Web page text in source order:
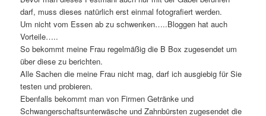
darf, muss dieses natürlich erst einmal fotografiert werden.
Um nicht vom Essen ab zu schwenken…..Bloggen hat auch
Vorteile…..
So bekommt meine Frau regelmäßig die B Box zugesendet um
über diese zu berichten.
Alle Sachen die meine Frau nicht mag, darf ich ausgiebig für Sie
testen und probieren.
Ebenfalls bekommt man von Firmen Getränke und
Schwangerschaftsunterwäsche und Zahnbürsten zugesendet die